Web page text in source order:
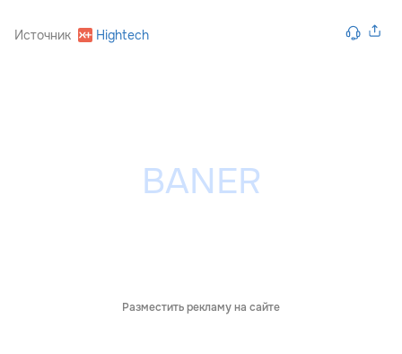
Источник Hightech
Разместить рекламу на сайте